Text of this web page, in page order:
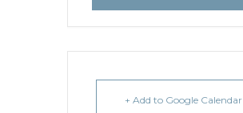
+ Add to Google Calendar